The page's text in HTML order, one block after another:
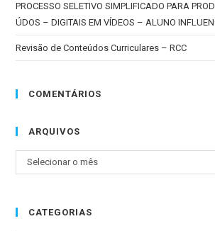
PROCESSO SELETIVO SIMPLIFICADO PARA
ÚDOS – DIGITAIS EM VÍDEOS – ALUNO
Revisão de Conteúdos Curriculares – RCC
COMENTÁRIOS
ARQUIVOS
Selecionar o mês
CATEGORIAS